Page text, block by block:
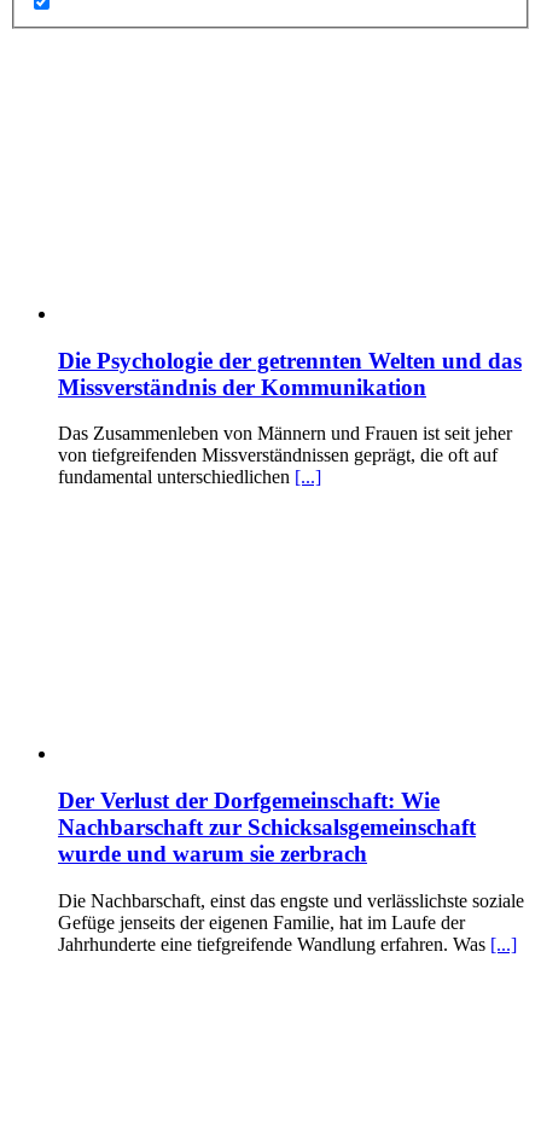
Die Psychologie der getrennten Welten und das
Missverständnis der Kommunikation
Das Zusammenleben von Männern und Frauen ist seit jeher
von tiefgreifenden Missverständnissen geprägt, die oft auf
fundamental unterschiedlichen [...]
Der Verlust der Dorfgemeinschaft: Wie
Nachbarschaft zur Schicksalsgemeinschaft
wurde und warum sie zerbrach
Die Nachbarschaft, einst das engste und verlässlichste soziale
Gefüge jenseits der eigenen Familie, hat im Laufe der
Jahrhunderte eine tiefgreifende Wandlung erfahren. Was [...]